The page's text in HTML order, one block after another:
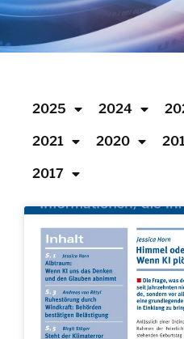
2025 2024
2021 2020
2017